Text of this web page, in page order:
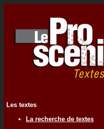
Les textes
La recherche de textes